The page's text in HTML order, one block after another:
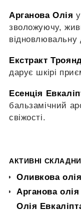
Арганова Олія
зволожуючу,
відновлювальну
Екстракт
дарує шкірі
Есенція
бальзамічний
свіжості.
АКТИВНІ
Оливкова олія
Арганова
Олія